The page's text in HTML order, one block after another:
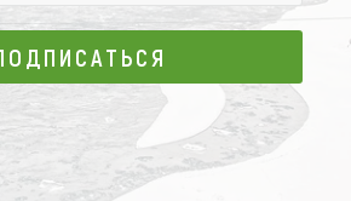
ПОДПИСАТЬСЯ